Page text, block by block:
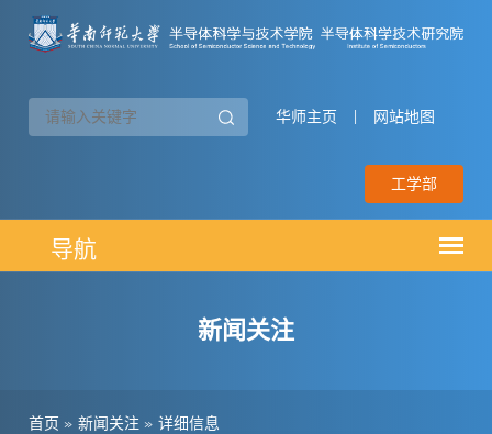
华师主页 网站地图
工学部
新闻关注
首页 » 新闻关注 » 详细信息